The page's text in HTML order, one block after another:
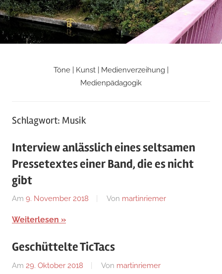
Zum
Inhalt
springen
Martin
Blog
Töne | Kunst | Medienverzeihung |
Medienpädagogik
Schlagwort: Musik
Interview anlässlich eines seltsamen
Pressetextes einer Band, die es nicht
gibt
Am 9. November 2018 Von martinriemer
Weiterlesen
Geschüttelte TicTacs
Am 29. Oktober 2018 Von martinriemer